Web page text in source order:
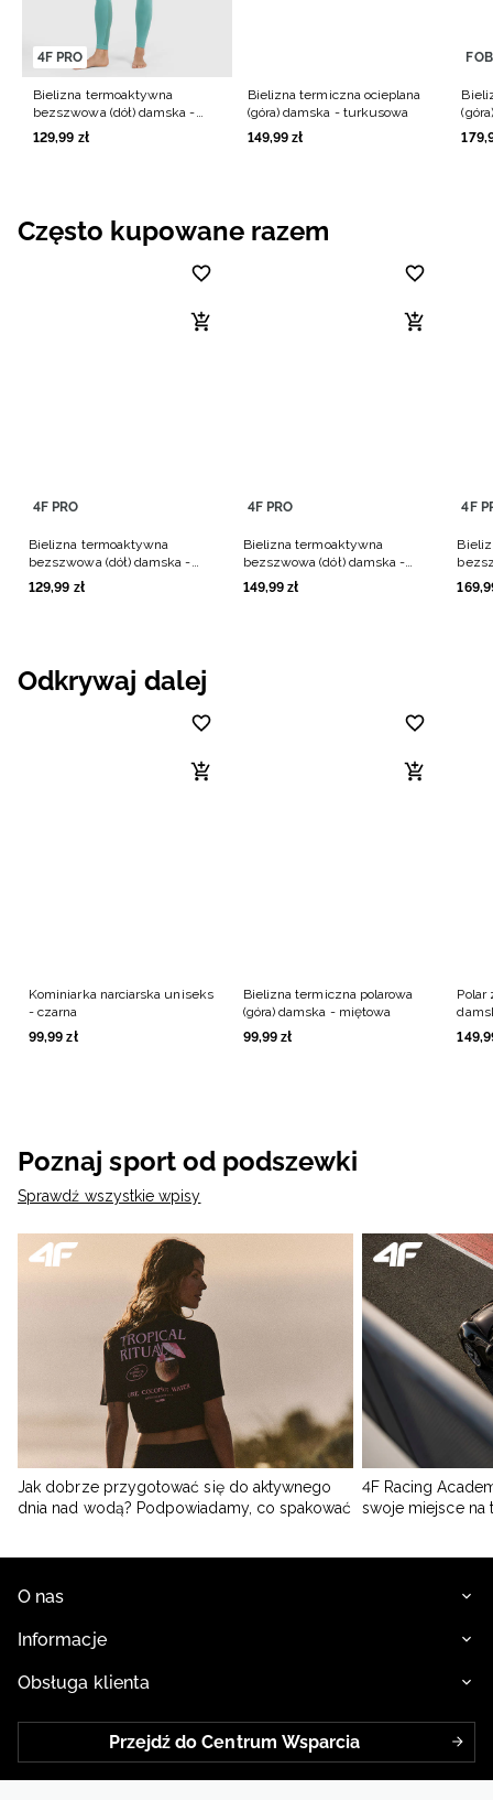
4F PRO
Bielizna termoaktywna
bezszwowa (dół) damska -
turkusowa
129,99 zł
Bielizna termiczna ocieplana
(góra) damska - turkusowa
149,99 zł
FOB
179,
Często kupowane razem
4F PRO
Bielizna termoaktywna
bezszwowa (dół) damska -
turkusowa
129,99 zł
4F PRO
Bielizna termoaktywna
bezszwowa (dół) damska -
czerwona
149,99 zł
4F
169,
Odkrywaj dalej
Kominiarka narciarska uniseks
- czarna
99,99 zł
Bielizna termiczna polarowa
(góra) damska - miętowa
99,99 zł
Polar
149,
Poznaj sport od podszewki
Sprawdź wszystkie wpisy
Jak dobrze przygotować się do aktywnego
dnia nad wodą? Podpowiadamy, co spakować
4F Racing
swoje miejsce na
O nas
Informacje
Obsługa klienta
Przejdź do Centrum Wsparcia